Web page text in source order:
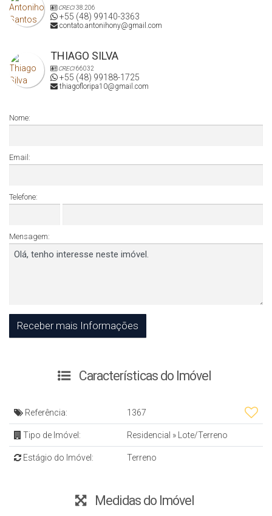
CRECI38.206
+55 (48) 99140-3363
contato.antonihony@gmail.com
THIAGO SILVA
CRECI66032
+55 (48) 99188-1725
thiagofloripa10@gmail.com
Nome:
Email:
Telefone:
Mensagem:
Características do Imóvel
Referência: 1367
Tipo de Imóvel: Residencial » Lote/Terreno
Estágio do Imóvel: Terreno
Medidas do Imóvel